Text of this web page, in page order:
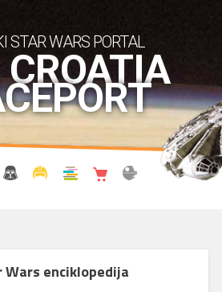
STAR WARS PORTAL
Wars enciklopedija